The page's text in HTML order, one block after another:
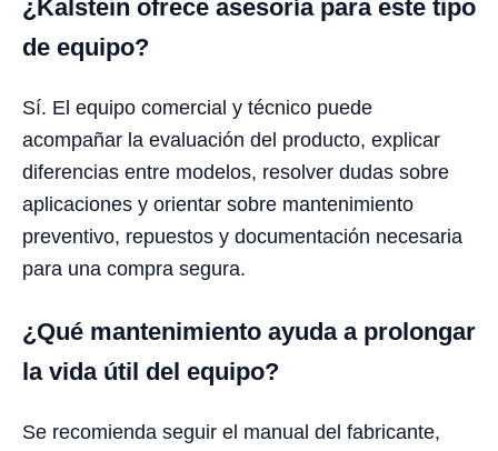
¿Kalstein ofrece asesoría para este tipo
de equipo?
Sí. El equipo comercial y técnico puede
acompañar la evaluación del producto, explicar
diferencias entre modelos, resolver dudas sobre
aplicaciones y orientar sobre mantenimiento
preventivo, repuestos y documentación necesaria
para una compra segura.
¿Qué mantenimiento ayuda a prolongar
la vida útil del equipo?
Se recomienda seguir el manual del fabricante,